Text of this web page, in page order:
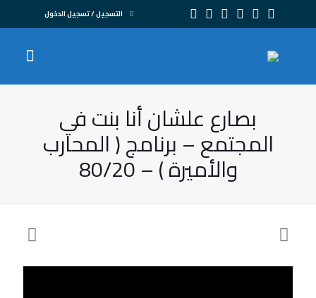
التسجيل / تسجيل الدخول
بصارع علشان أنا بنت في
المجتمع – برنامج ( المحارب
والأميرة ) – 80/20